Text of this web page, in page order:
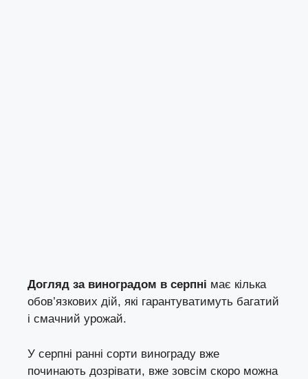
Догляд за виноградом в серпні має кілька
обов’язкових дій, які гарантуватимуть багатий
і смачний урожай.
У серпні ранні сорти винограду вже
починають дозрівати, вже зовсім скоро можна